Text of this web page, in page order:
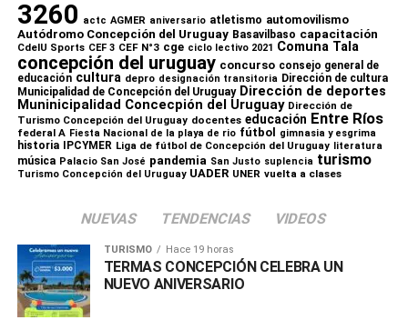
3260 actc AGMER aniversario atletismo automovilismo
Autódromo Concepción del Uruguay Basavilbaso capacitación
CdelU Sports CEF 3 CEF N°3 cge ciclo lectivo 2021 Comuna Tala
concepción del uruguay concurso consejo general de
educación cultura depro designación transitoria Dirección de cultura
Municipalidad de Concepción del Uruguay Dirección de deportes
Muninicipalidad Concecpión del Uruguay Dirección de
Turismo Concepción del Uruguay docentes educación Entre Ríos
federal A Fiesta Nacional de la playa de rio fútbol gimnasia y esgrima
historia IPCYMER Liga de fútbol de Concepción del Uruguay literatura
música Palacio San José pandemia San Justo suplencia turismo
Turismo Concepción del Uruguay UADER UNER vuelta a clases
NUEVAS TENDENCIAS VIDEOS
TURISMO Hace 19 horas
TERMAS CONCEPCIÓN CELEBRA UN
NUEVO ANIVERSARIO